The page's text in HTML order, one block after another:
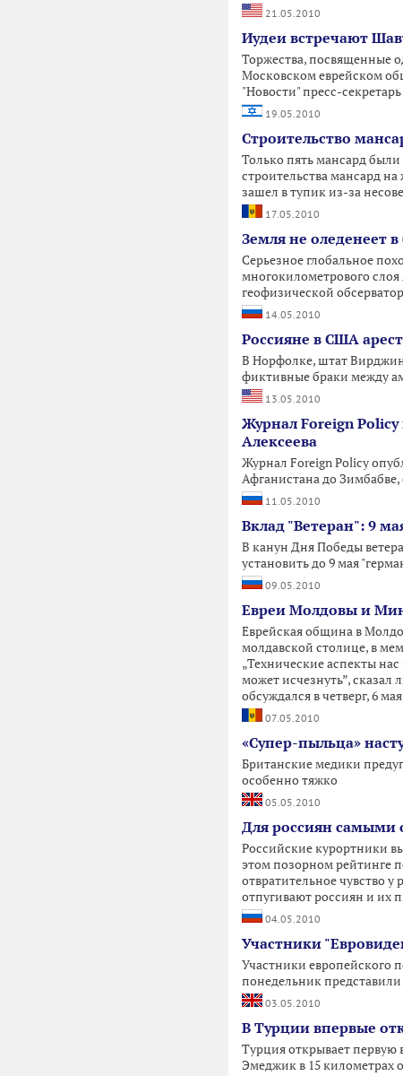
21.05.2010
Иудеи встречают
Торжества, посвященные
Московском еврейском
"Новости" пресс-
19.05.2010
Строительство
Только пять мансард
строительства мансард
зашел в тупик из-за
17.05.2010
Земля не оледенеет
Серьезное глобальное
многокилометрового
геофизической
14.05.2010
Россияне в США
В Норфолке, штат
фиктивные браки между
13.05.2010
Журнал Foreign
Алексеева
Журнал Foreign Policy
Афганистана до Зимбабве,
11.05.2010
Вклад "Ветеран": 9
В канун Дня Победы
установить до 9 мая
09.05.2010
Евреи Молдовы и
Еврейская община в
молдавской столице, в
„Технические аспекты
может исчезнуть”,
обсуждался в четверг, 6
07.05.2010
«Супер-пыльца»
Британские медики
особенно тяжко
05.05.2010
Для россиян самыми
Российские курортники
этом позорном рейтинге
отвратительное чувство
отпугивают россиян и их
04.05.2010
Участники
Участники европейского
понедельник
03.05.2010
В Турции впервые
Турция открывает первую
Эмеджик в 15 километрах